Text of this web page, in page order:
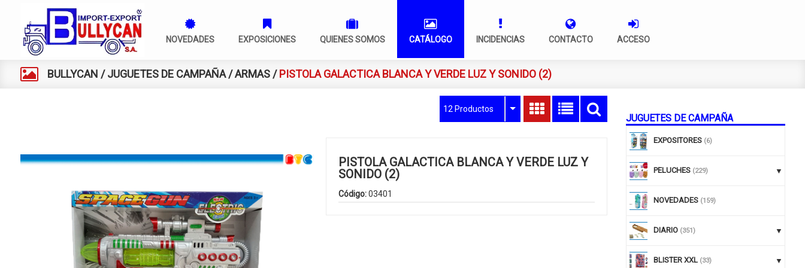
NOVEDADES EXPOSICIONES QUIENES SOMOS CATÁLOGO INCIDENCIAS CONTACTO ACCESO
BULLYCAN /JUGUETES DE CAMPAÑA/ARMAS/PISTOLA GALACTICA BLANCA Y VERDE LUZ Y SONIDO (2)
JUGUETES DE CAMPAÑA
EXPOSITORES (6)
PELUCHES (229)
NOVEDADES (159)
DIARIO (351)
BLISTER XXL (33)
12 Productos
PISTOLA GALACTICA BLANCA Y VERDE LUZ Y
SONIDO (2)
Código:03401